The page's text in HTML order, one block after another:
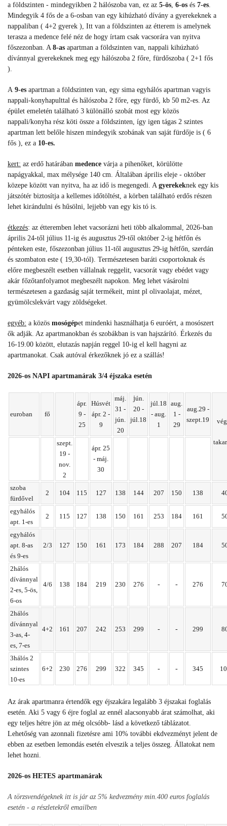
a földszinten - mindegyikben 2 hálószoba van, ez az 5-ös 6-os és 7-es
Mindegyik 4 fős de a 6-osban van egy kihúzható dívány a gyerekeknek a
nappaliban ( 4+2 gyerek ), Itt van a földszinten az étterem is amelynek
terasza a medence felé néz de hogy írtam csak vacsorára van nyitva
főszezonban. A 8-as apartman a földszinten van, nappali kihúzható
dívánnyal gyerekeknek meg egy hálószoba 2 főre, fürdőszoba ( 2+1 fős
).
A 9-es apartman a földszinten van, egy sima egyhálós apartman vagyis
nappali-konyhapulttal és hálószoba 2 főre, egy fürdő, kb 50 m2-es. Az
épület emeletén található 3 különálló szobát most egy közös
nappali/konyha rész köti össze a földszinten, így igen tágas 2 szintes
apartman lett belőle hiszen mindegyik szobának van saját fürdője is ( 6
fős ), ez a 10-es.
kert: az erdő határában medence várja a pihenőket, körülötte
napágyakkal, max mélysége 140 cm. Általában április eleje - október
közepe között van nyitva, ha az idő is megengedi. A gyerekeknek egy kis
játszótér biztosítja a kellemes időtöltést, a körben található erdős részen
lehet kirándulni és hűsölni, lejjebb van egy kis tó is.
étkezés: az étteremben lehet vacsorázni heti több alkalommal, 2026-ban
április 24-től július 11-ig és augusztus 29-től október 2-ig hétfőn és
pénteken este, főszezonban július 11-től augusztus 29-ig hétfőn, szerdán
és szombaton este ( 19,30-tól). Természetesen baráti csoportoknak és
előre megbeszélt esetben vállalnak reggelit, vacsorát vagy ebédet vagy
akár főzőtanfolyamot megbeszélt napokon. Meg lehet vásárolni
természetesen a gazdaság saját termékeit, mint pl olivaolajat, mézet,
gyümölcslekvárt vagy zöldségeket.
egyéb: a közös mosógépet mindenki használhatja 6 euróért, a mosószert
ők adják. Az apartmanokban és szobákban is van hajszárító. Érkezés du
16-19.00 között, elutazás napján reggel 10-ig el kell hagyni az
apartmanokat. Csak autóval érkezőknek jó ez a szállás!
2026-os NAPI apartmanárak 3/4 éjszaka esetén
euroban fő
ápr.
9 -
25
Húsvét
ápr. 2 -
9
máj.
31 -
jún.
20
jún.
20 -
júl.18
júl.18
- aug.
1
aug.
1 -
29
aug.29 -
szept.19
szept.
19 -
nov.
2
ápr. 25
- máj.
30
szoba
fürdővel
2 104 115 127 138 144 207 150 138
egyhálós
apt. 1-es
2 115 127 138 150 161 253 184 161
egyhálós
apt. 8-as
és 9-es
2/3 127 150 161 173 184 288 207 184
2hálós
dívánnyal
2-es, 5-ös,
6-os
4/6 138 184 219 230 276 - - 276
2hálós
dívánnyal
3-as, 4-
es, 7-es
4+2 161 207 242 253 299 - - 299
3hálós 2
szintes
10-es
6+2 230 276 299 322 345 - - 345
Az árak apartmanra értendők egy éjszakára legalább 3 éjszakai foglalás
esetén. Aki 5 vagy 6 éjre foglal az ennél alacsonyabb árat számolhat, aki
egy teljes hétre jön az még olcsóbb- lásd a következő táblázatot.
Lehetőség van azonnali fizetésre ami 10% további ekdvezményt jelent de
ebben az esetben lemondás esetén elveszik a teljes összeg. Állatokat nem
lehet hozni.
2026-os HETES apartmanárak
A törzsvendégeknek itt is jár az 5% kedvezmény min.400 euros foglalás
esetén - a részletekről emailben